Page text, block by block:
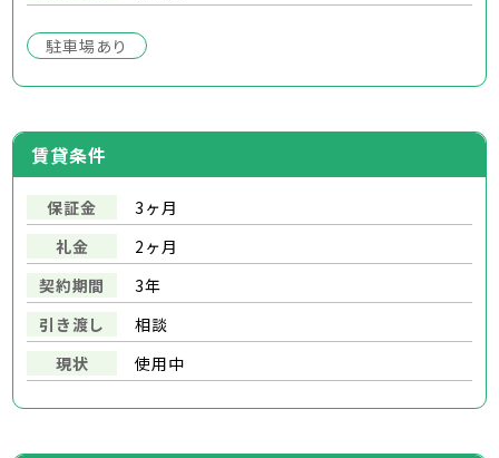
駐車場あり
賃貸条件
保証金
3ヶ月
礼金
2ヶ月
契約期間
3年
引き渡し
相談
現状
使用中